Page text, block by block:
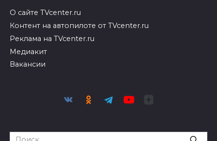
О сайте TVcenter.ru
Контент на автопилоте от TVcenter.ru
Реклама на TVcenter.ru
Медиакит
Вакансии
Search